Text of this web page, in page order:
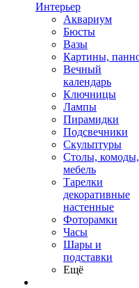
Интерьер
Аквариум
Бюсты
Вазы
Картины,
Вечный
календарь
Ключницы
Лампы
Пирамидки
Подсвечники
Скульптуры
Столы, комоды,
мебель
Тарелки
декоративные
настенные
Фоторамки
Часы
Шары и
подставки
Ещё